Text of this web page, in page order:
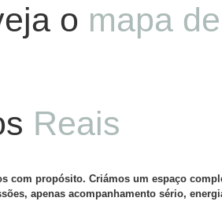
o mapa
Reais
com propósito. Criámos um espaço
apenas acompanhamento sério,